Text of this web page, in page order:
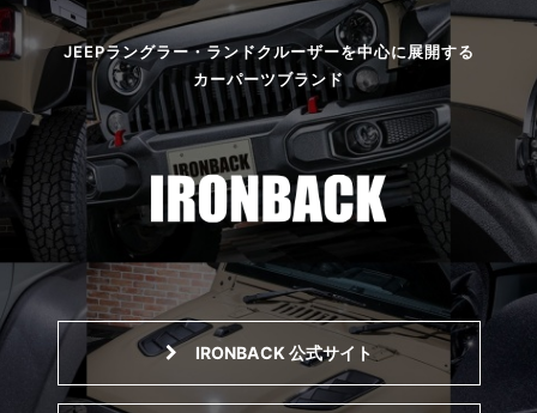
JEEPラングラー・ランドクルーザーを中心に展開する
カーパーツブランド
IRONBACK 公式サイト